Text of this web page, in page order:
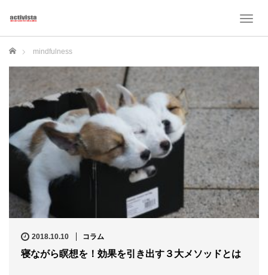
T
l
a
g
t
i
o
n
ホーム mindfulness
2018.10.10 コラム
寝ながら瞑想を！効果を引き出す３大メソッドとは